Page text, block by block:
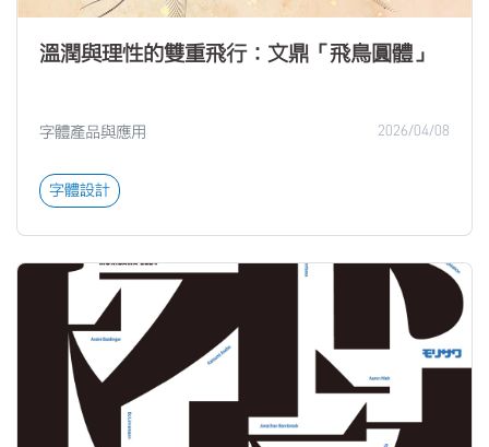
溫潤與理性的雙重飛行：文鼎「飛鳥圓體」
字體產品與應用 2026/04/08
字體設計